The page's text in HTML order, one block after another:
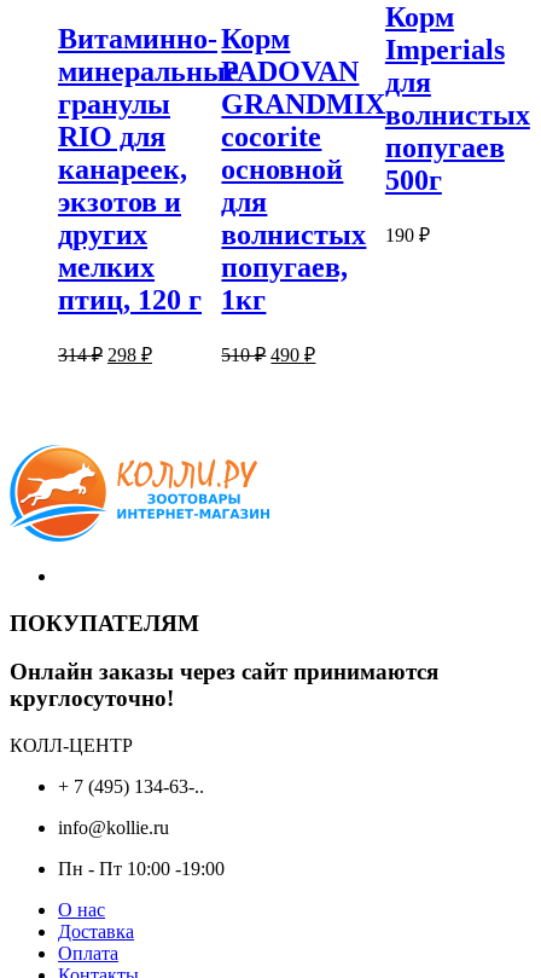
Витаминно-
минеральные
гранулы
RIO для
канареек,
экзотов и
других
мелких
птиц, 120 г
314₽ Первоначальная
298 ₽Текущая
Корм
PADOVAN
GRANDMIX
cocorite
основной
для
волнистых
попугаев,
1кг
510₽ Первоначальная
490₽Текущая
Корм
Imperials
для
волнистых
попугаев
500г
190 ₽
ПОКУПАТЕЛЯМ
Онлайн заказы через сайт принимаются
круглосуточно!
КОЛЛ-ЦЕНТР
+ 7 (495) 134-63-..
info@kollie.ru
Пн - Пт 10:00 -19:00
О нас
Доставка
Оплата